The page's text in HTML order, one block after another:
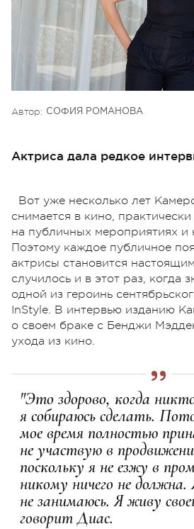
Автор: СОФИЯ РОМАНОВА
Актриса дала редкое
Вот уже несколько лет
снимается в кино,
на публичных мероприятиях и
Поэтому каждое публичное
актрисы становится
случилось и в этот раз, когда
одной из героинь
InStyle. В интервью изданию
о своем браке с Бенджи
ухода из кино.
"Это здорово, когда
я собираюсь сделать.
мое время полностью
не участвую в
поскольку я не езжу в
никому ничего не
не занимаюсь. Я живу
говорит Диас.